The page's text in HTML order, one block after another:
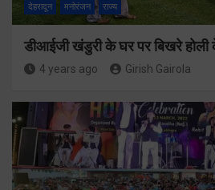
देहरादून मनोरंजन राज्य
डीआईजी खंडुरी के घर पर बिखरे होली
4 years ago Girish Gairola